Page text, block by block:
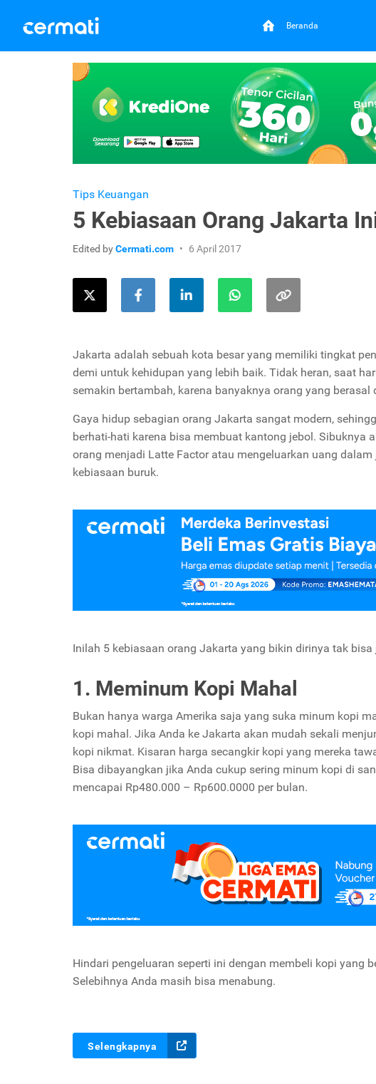
Beranda
Tips Keuangan
5 Kebiasaan Orang Jakarta
Edited byCermati.com 6 April 2017
Jakarta adalah sebuah kota besar yang memiliki tingkat
demi untuk kehidupan yang lebih baik. Tidak heran, saat
semakin bertambah, karena banyaknya orang yang
Gaya hidup sebagian orang Jakarta sangat modern,
berhati-hati karena bisa membuat kantong jebol. Sibuknya
orang menjadi Latte Factor atau mengeluarkan uang
kebiasaan buruk.
Inilah 5 kebiasaan orang Jakarta yang bikin dirinya tak bisa
1. Meminum Kopi Mahal
Bukan hanya warga Amerika saja yang suka minum kopi
kopi mahal. Jika Anda ke Jakarta akan mudah sekali
kopi nikmat. Kisaran harga secangkir kopi yang mereka
Bisa dibayangkan jika Anda cukup sering minum kopi di
mencapai Rp480.000 – Rp600.0000 per bulan.
Hindari pengeluaran seperti ini dengan membeli kopi yang
Selebihnya Anda masih bisa menabung.
Selengkapnya